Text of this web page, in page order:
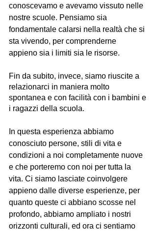
conoscevamo e avevamo vissuto nelle
nostre scuole. Pensiamo sia
fondamentale calarsi nella realtà che si
sta vivendo, per comprenderne
appieno sia i limiti sia le risorse.
Fin da subito, invece, siamo riuscite a
relazionarci in maniera molto
spontanea e con facilità con i bambini e
i ragazzi della scuola.
In questa esperienza abbiamo
conosciuto persone, stili di vita e
condizioni a noi completamente nuove
e che porteremo con noi per tutta la
vita. Ci siamo lasciate coinvolgere
appieno dalle diverse esperienze, per
quanto queste ci abbiano scosse nel
profondo, abbiamo ampliato i nostri
orizzonti culturali, ed ora ci sentiamo